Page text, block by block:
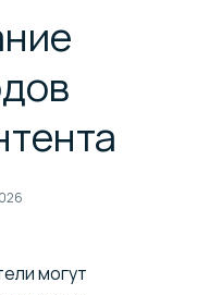
могут